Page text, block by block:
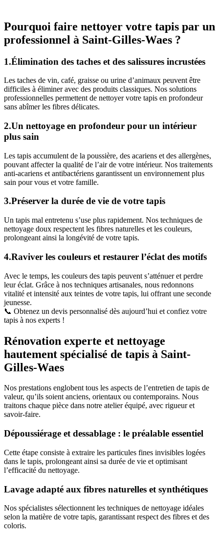
Pourquoi faire nettoyer votre tapis par un
professionnel à Saint-Gilles-Waes ?
1.Élimination des taches et des salissures incrustées
Les taches de vin, café, graisse ou urine d’animaux peuvent être
difficiles à éliminer avec des produits classiques. Nos solutions
professionnelles permettent de nettoyer votre tapis en profondeur
sans abîmer les fibres délicates.
2.Un nettoyage en profondeur pour un intérieur
plus sain
Les tapis accumulent de la poussière, des acariens et des allergènes,
pouvant affecter la qualité de l’air de votre intérieur. Nos traitements
anti-acariens et antibactériens garantissent un environnement plus
sain pour vous et votre famille.
3.Préserver la durée de vie de votre tapis
Un tapis mal entretenu s’use plus rapidement. Nos techniques de
nettoyage doux respectent les fibres naturelles et les couleurs,
prolongeant ainsi la longévité de votre tapis.
4.Raviver les couleurs et restaurer l’éclat des motifs
Avec le temps, les couleurs des tapis peuvent s’atténuer et perdre
leur éclat. Grâce à nos techniques artisanales, nous redonnons
vitalité et intensité aux teintes de votre tapis, lui offrant une seconde
jeunesse.
📞 Obtenez un devis personnalisé dès aujourd’hui et confiez votre
tapis à nos experts !
Rénovation experte et nettoyage
hautement spécialisé de tapis à Saint-
Gilles-Waes
Nos prestations englobent tous les aspects de l’entretien de tapis de
valeur, qu’ils soient anciens, orientaux ou contemporains. Nous
traitons chaque pièce dans notre atelier équipé, avec rigueur et
savoir-faire.
Dépoussiérage et dessablage : le préalable essentiel
Cette étape consiste à extraire les particules fines invisibles logées
dans le tapis, prolongeant ainsi sa durée de vie et optimisant
l’efficacité du nettoyage.
Lavage adapté aux fibres naturelles et synthétiques
Nos spécialistes sélectionnent les techniques de nettoyage idéales
selon la matière de votre tapis, garantissant respect des fibres et des
coloris.